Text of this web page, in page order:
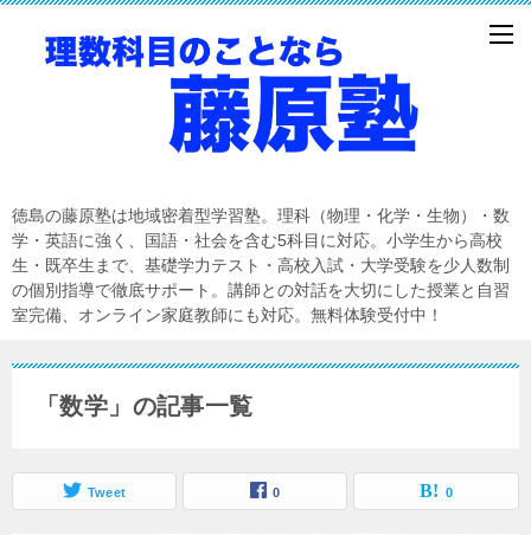
徳島の藤原塾は地域密着型学習塾。理科（物理・化学・生物）・数
学・英語に強く、国語・社会を含む5科目に対応。小学生から高校
生・既卒生まで、基礎学力テスト・高校入試・大学受験を少人数制
の個別指導で徹底サポート。講師との対話を大切にした授業と自習
室完備、オンライン家庭教師にも対応。無料体験受付中！
「数学」の記事一覧
Tweet 0 0